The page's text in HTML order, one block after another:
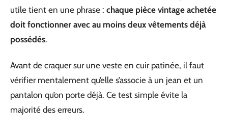
utile tient en une phrase : chaque pièce vintage achetée
doit fonctionner avec au moins deux vêtements déjà
possédés.
Avant de craquer sur une veste en cuir patinée, il faut
vérifier mentalement qu’elle s’associe à un jean et un
pantalon qu’on porte déjà. Ce test simple évite la
majorité des erreurs.